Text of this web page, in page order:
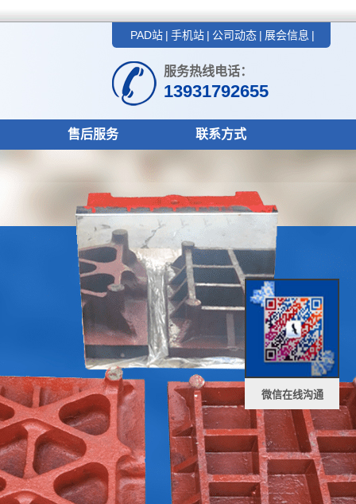
PAD站 | 手机站 | 公司动态 | 展会信息 |
服务热线电话：
13931792655
售后服务 联系方式
微信在线沟通